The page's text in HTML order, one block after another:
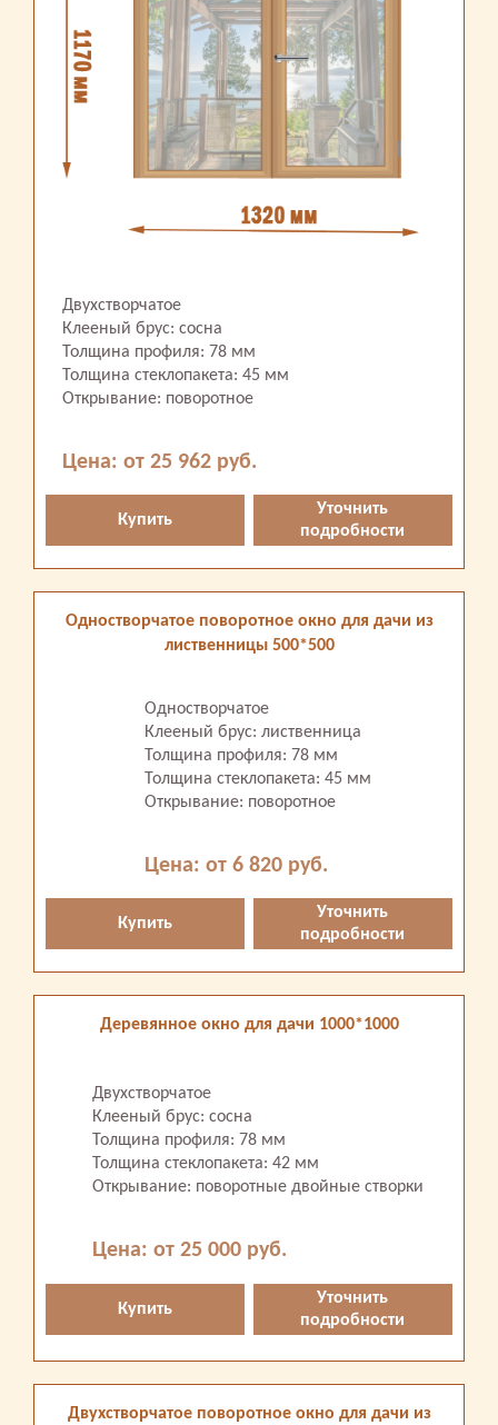
Двухстворчатое
Клееный брус: сосна
Толщина профиля: 78 мм
Толщина стеклопакета: 45 мм
Открывание: поворотное
Цена: от 25 962 руб.
Купить
Уточнить
подробности
Одностворчатое поворотное окно для дачи из
лиственницы 500*500
Одностворчатое
Клееный брус: лиственница
Толщина профиля: 78 мм
Толщина стеклопакета: 45 мм
Открывание: поворотное
Цена: от 6 820 руб.
Купить
Уточнить
подробности
Деревянное окно для дачи 1000*1000
Двухстворчатое
Клееный брус: сосна
Толщина профиля: 78 мм
Толщина стеклопакета: 42 мм
Открывание: поворотные двойные створки
Цена: от 25 000 руб.
Купить
Уточнить
подробности
Двухстворчатое поворотное окно для дачи из